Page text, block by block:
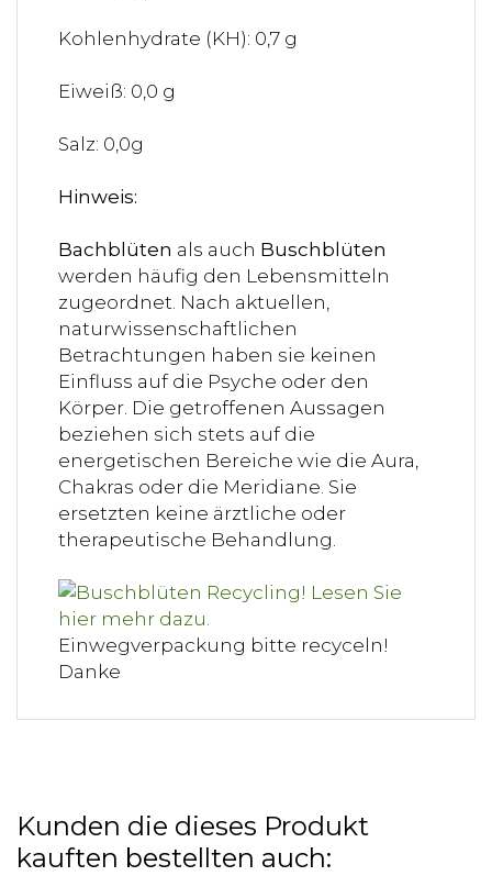
Kohlenhydrate (KH): 0,7 g
Eiweiß: 0,0 g
Salz: 0,0g
Hinweis:
Bachblüten als auch Buschblüten
werden häufig den Lebensmitteln
zugeordnet. Nach aktuellen,
naturwissenschaftlichen
Betrachtungen haben sie keinen
Einfluss auf die Psyche oder den
Körper. Die getroffenen Aussagen
beziehen sich stets auf die
energetischen Bereiche wie die Aura,
Chakras oder die Meridiane. Sie
ersetzten keine ärztliche oder
therapeutische Behandlung.
Einwegverpackung bitte recyceln!
Danke
Kunden die dieses Produkt
kauften bestellten auch: